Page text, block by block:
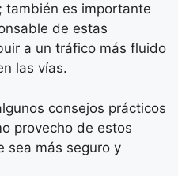
también es importante
de estas
a un tráfico más fluido
las vías.
consejos prácticos
provecho de estos
sea más seguro y